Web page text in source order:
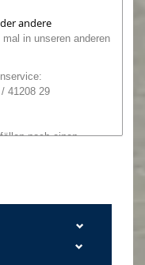
andere
in unseren anderen
41208 29
noch einen